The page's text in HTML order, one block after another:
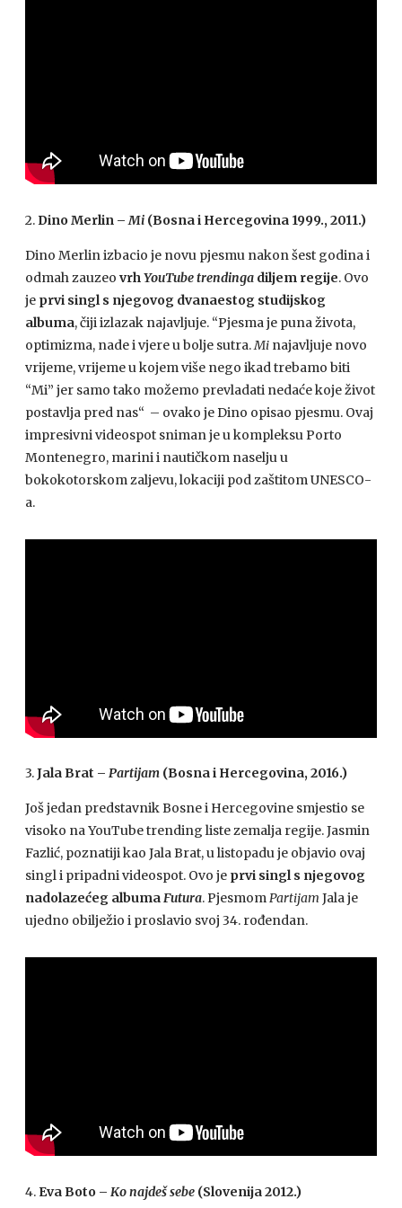
2. Dino Merlin – Mi (Bosna i Hercegovina 1999., 2011.)
Dino Merlin izbacio je novu pjesmu nakon šest godina i
odmah zauzeo vrh YouTube trendinga diljem regije. Ovo
je prvi singl s njegovog dvanaestog studijskog
albuma, čiji izlazak najavljuje. “Pjesma je puna života,
optimizma, nade i vjere u bolje sutra. Mi najavljuje novo
vrijeme, vrijeme u kojem više nego ikad trebamo biti
“Mi” jer samo tako možemo prevladati nedaće koje život
postavlja pred nas“ – ovako je Dino opisao pjesmu. Ovaj
impresivni videospot sniman je u kompleksu Porto
Montenegro, marini i nautičkom naselju u
bokokotorskom zaljevu, lokaciji pod zaštitom UNESCO-
a.
3.Jala Brat – Partijam (Bosna i Hercegovina, 2016.)
Još jedan predstavnik Bosne i Hercegovine smjestio se
visoko na YouTube trending liste zemalja regije. Jasmin
Fazlić, poznatiji kao Jala Brat, u listopadu je objavio ovaj
singl i pripadni videospot. Ovo je prvi singl s njegovog
nadolazećeg albumaFutura. PjesmomPartijam Jala je
ujedno obilježio i proslavio svoj 34. rođendan.
4. Eva Boto – Ko najdeš sebe (Slovenija 2012.)